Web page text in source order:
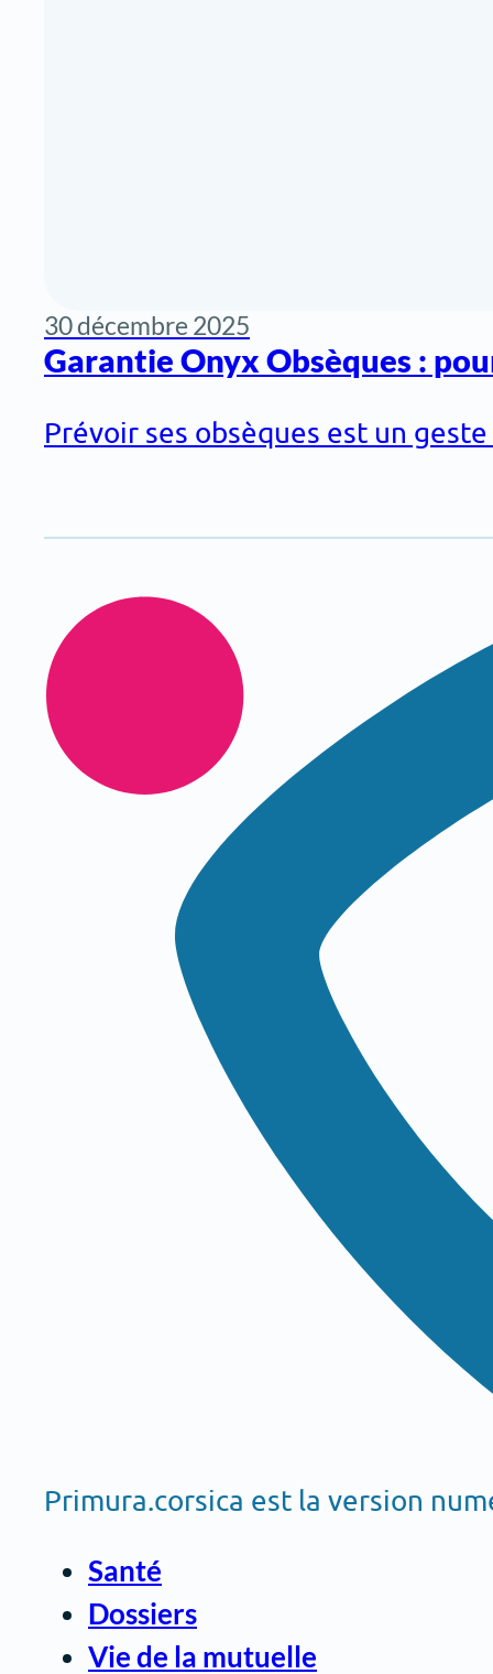
30 décembre 2025
Garantie Onyx Obsèques :
Prévoir ses obsèques est un
Primura.corsica est la version
Santé
Dossiers
Vie de la mutuelle